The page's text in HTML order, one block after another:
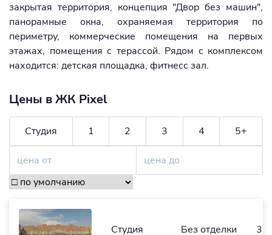
закрытая территория, концепция "Двор без машин",
панорамные окна, охраняемая территория по
периметру, коммерческие помещения на первых
этажах, помещения с терассой. Рядом с комплексом
находится: детская площадка, фитнесс зал.
Цены в ЖК Pixel
Студия 1 2 3 4 5+
Студия Без отделки